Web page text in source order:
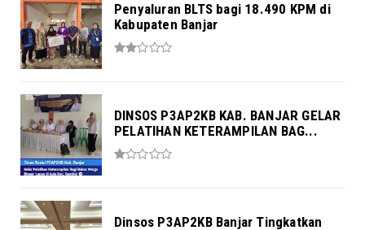
Penyaluran BLTS bagi 18.490 KPM di
Kabupaten Banjar
DINSOS P3AP2KB KAB. BANJAR GELAR
PELATIHAN KETERAMPILAN BAG...
Dinsos P3AP2KB Banjar Tingkatkan